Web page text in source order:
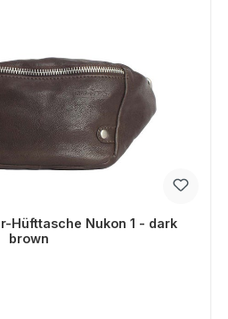
Hüfttasche Nukon 1 - dark
brown